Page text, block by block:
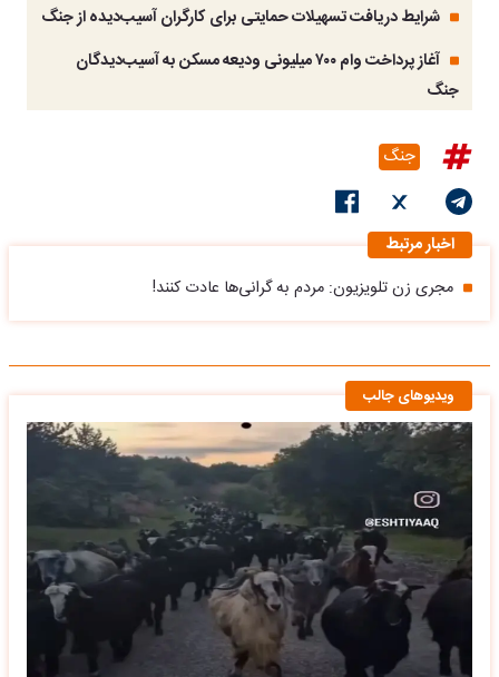
شرایط دریافت تسهیلات حمایتی برای کارگران آسیب‌دیده از جنگ
آغاز پرداخت وام ۷۰۰ میلیونی ودیعه مسکن به آسیب‌دیدگان
جنگ
جنگ
اخبار مرتبط
مجری زن تلویزیون: مردم به گرانی‌ها عادت کنند!
ویدیوهای جالب